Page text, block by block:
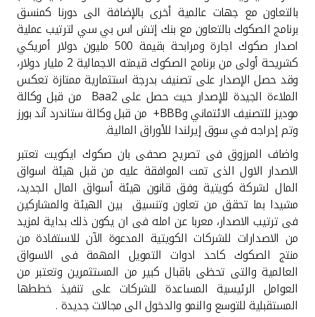
مصر
المملكة المتحدة
مملكة البحرين
بالتعاون مع جهات عالمية أخرى بالإضافة الى دورنا كمنسق
برنامج الصكوك بالتعاون مع بنك إتش اس بي سي لترتيب عملية
اصدار صكوك اجارة ومرابحة بقيمة 500 مليون دولار أمريكي
كشريحة أولى من برنامج الصكوك قيمته الاجمالية 2 مليار دولار،
وقد حصل الإصدار على تصنيف بدرجة استثمارية ممتازة تعكس
الملاءة الجيدة للإصدار حيث حصل على Baa2 من قبل وكالة
موديز للتصنيف الائتماني وBBB+ من قبل وكالة ستاندرد آند بورز
وتم إدراجه في سوق إيرلندا للأوراق المالية.
واضاف المرزوق فى تصريح صحفى بان صكوك ايكويت تعتبر
الاصدار الاول الذى تمت الموافقة عليه من قبل هيئة اسواق
المال لشركة كويتية وفق قانون هيئة أسواق المال الجديد،
مشيدا بما تحقق من تعاون وتنسيق بين الهيئة والمشاركين
فى ترتيب الاصدار، معربا عن امله فى ان يكون ذلك بداية لمزيد
من الاصدارات للشركات الكويتية المدعوة الآن للاستفادة من
منتج الصكوك كاحد ادوات التمويل المهمة فى الاسواق
العالمية والتى تحظى باقبال كبير من المستثمرين وتعتبر من
العوامل الرئيسية المساعدة للشركات على تنفيذ خططها
المستقبلية للتوسع والنمو والدخول الى مجالات جديدة .